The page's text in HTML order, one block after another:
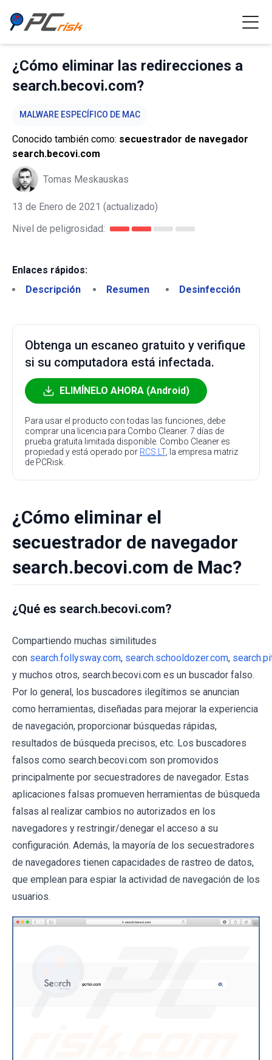
¿Cómo eliminar las redirecciones a
search.becovi.com?
MALWARE ESPECÍFICO DE MAC
Conocido también como: secuestrador de navegador
search.becovi.com
Tomas Meskauskas
13 de Enero de 2021 (actualizado)
Nivel de peligrosidad:
Enlaces rápidos:
Descripción
Resumen Desinfección
Obtenga un escaneo gratuito y verifique
si su computadora está infectada.
ELIMÍNELO AHORA (Android)
Para usar el producto con todas las funciones, debe
comprar una licencia para Combo Cleaner. 7 días de
prueba gratuita limitada disponible. Combo Cleaner es
propiedad y está operado por RCS LT, la empresa matriz
de PCRisk.
¿Cómo eliminar el
secuestrador de navegador
search.becovi.com de Mac?
¿Qué es search.becovi.com?
Compartiendo muchas similitudes
con search.follysway.com, search.schooldozer.com,
y muchos otros, search.becovi.com es un buscador falso.
Por lo general, los buscadores ilegítimos se anuncian
como herramientas, diseñadas para mejorar la experiencia
de navegación, proporcionar búsquedas rápidas,
resultados de búsqueda precisos, etc. Los buscadores
falsos como search.becovi.com son promovidos
principalmente por secuestradores de navegador. Estas
aplicaciones falsas promueven herramientas de búsqueda
falsas al realizar cambios no autorizados en los
navegadores y restringir/denegar el acceso a su
configuración. Además, la mayoría de los secuestradores
de navegadores tienen capacidades de rastreo de datos,
que emplean para espiar la actividad de navegación de los
usuarios.